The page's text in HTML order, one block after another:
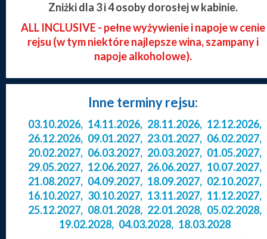
Zniżki dla 3 i 4 osoby dorosłej w kabinie.
ALL INCLUSIVE - pełne wyżywienie i napoje w cenie
rejsu (w tym niektóre najlepsze wina, szampany i
napoje alkoholowe).
Inne terminy rejsu:
03.10.2026, 14.11.2026, 28.11.2026, 12.12.2026,
26.12.2026, 09.01.2027, 23.01.2027, 06.02.2027,
20.02.2027, 06.03.2027, 20.03.2027, 01.05.2027,
29.05.2027, 12.06.2027, 26.06.2027, 10.07.2027,
21.08.2027, 04.09.2027, 18.09.2027, 02.10.2027,
16.10.2027, 30.10.2027, 13.11.2027, 11.12.2027,
25.12.2027, 08.01.2028, 22.01.2028, 05.02.2028,
19.02.2028, 04.03.2028, 18.03.2028